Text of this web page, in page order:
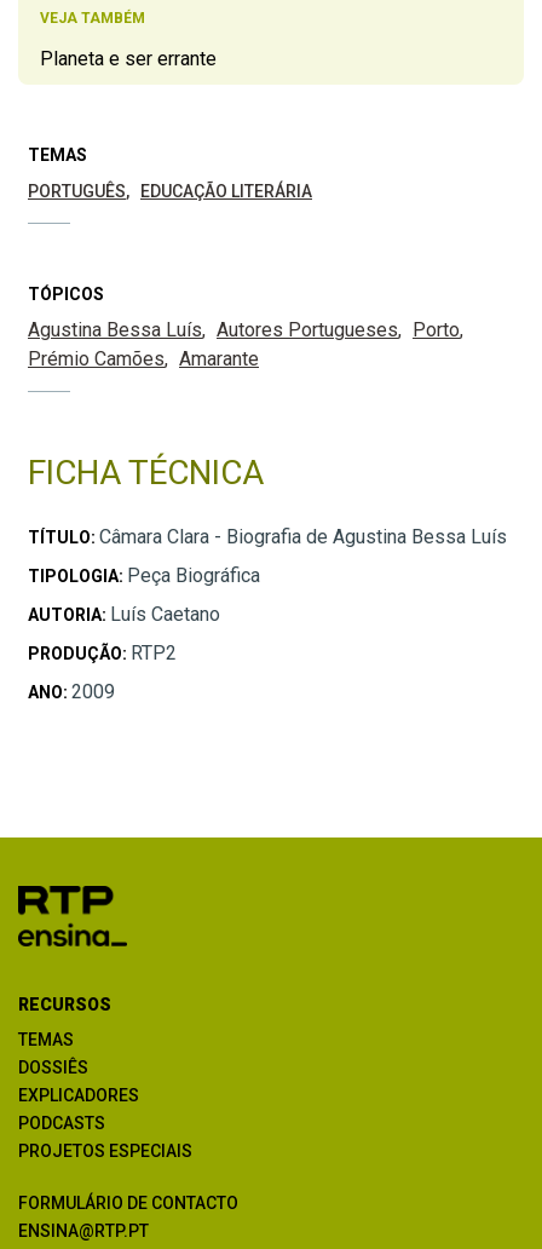
VEJA TAMBÉM
Planeta e ser errante
TEMAS
PORTUGUÊS
EDUCAÇÃO LITERÁRIA
TÓPICOS
Agustina Bessa Luís Autores Portugueses
Porto
Prémio Camões
Amarante
FICHA TÉCNICA
TÍTULO: Câmara Clara - Biografia de Agustina Bessa Luís
TIPOLOGIA: Peça Biográfica
AUTORIA: Luís Caetano
PRODUÇÃO: RTP2
ANO: 2009
RECURSOS
TEMAS
DOSSIÊS
EXPLICADORES
PODCASTS
PROJETOS ESPECIAIS
FORMULÁRIO DE CONTACTO
ENSINA@RTP.PT